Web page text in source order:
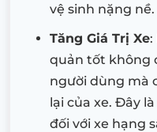
vệ sinh nặng nề.
Tăng Giá Trị Xe:
quản tốt không
người dùng mà
lại của xe. Đây
đối với xe hạng